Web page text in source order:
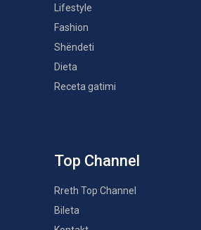
Lifestyle
Fashion
Shëndeti
Dieta
Receta gatimi
Top Channel
Rreth Top Channel
Bileta